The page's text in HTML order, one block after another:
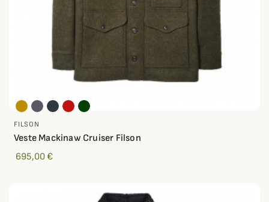
FILSON
Veste Mackinaw Cruiser Filson
695,00 €